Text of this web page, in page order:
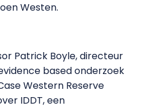
Westen.
Patrick Boyle, directeur
based onderzoek
Western Reserve
IDDT, een